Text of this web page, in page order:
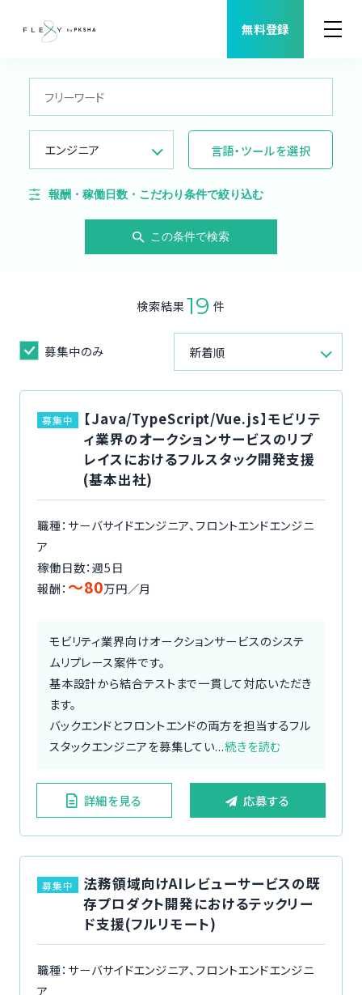
無料登録
案件検索
職種から案件を探す
FLEXYについて
コーディネーター紹介
イベント/マガジン
法人の方
エンジニア 言語・ツールを選択
報酬・稼働日数・こだわり条件で絞り込む
この条件で検索
検索結果 19 件
募集中のみ 新着順
募集中
【Java/TypeScript/Vue.js】モビリテ
ィ業界のオークションサービスのリプ
レイスにおけるフルスタック開発支援
(基本出社)
職種：サーバサイドエンジニア、フロントエンドエンジニ
ア
稼働日数：週5日
報酬： 〜80万円／月
モビリティ業界向けオークションサービスのシステ
ムリプレース案件です。
基本設計から結合テストまで一貫して対応いただき
ます。
バックエンドとフロントエンドの両方を担当するフル
スタックエンジニアを募集してい...続きを読む
詳細を見る 応募する
募集中
法務領域向けAIレビューサービスの既
存プロダクト開発におけるテックリー
ド支援(フルリモート)
職種：サーバサイドエンジニア、フロントエンドエンジニ
ア